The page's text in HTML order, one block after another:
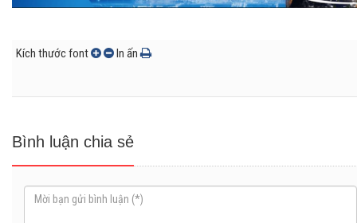
Kích thước font In ấn
Bình luận chia sẻ